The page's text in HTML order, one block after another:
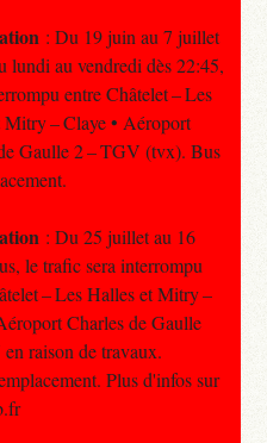
: Du 19 juin au 7 juillet
lundi au vendredi dès 22:45,
entre Châtelet – Les
Mitry – Claye • Aéroport
Gaulle 2 – TGV (tvx). Bus
: Du 25 juillet au 16
le trafic sera interrompu
– Les Halles et Mitry –
Charles de Gaulle
raison de travaux.
Plus d'infos sur